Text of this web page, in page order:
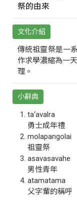
祭的由來
文化介紹
傳統祖靈祭是一
作求學濃縮為一
理。
小辭典
ta‘avalra
勇士成年禮
molapangolai
祖靈祭
asavasavahe
男性青年
atamatama
父字輩的稱呼